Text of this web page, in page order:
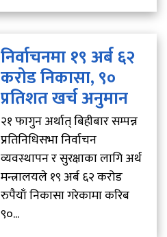
निर्वाचनमा १९ अर्ब ६२
करोड निकासा, ९०
प्रतिशत खर्च अनुमान
२१ फागुन अर्थात् बिहीबार सम्पन्न
प्रतिनिधिसभा निर्वाचन
व्यवस्थापन र सुरक्षाका लागि अर्थ
मन्त्रालयले १९ अर्ब ६२ करोड
रुपैयाँ निकासा गरेकामा करिब
९०...